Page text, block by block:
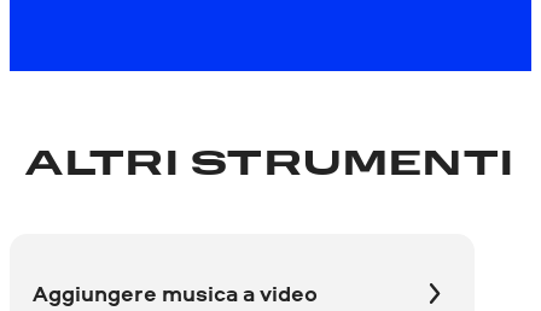
ALTRI STRUMENTI
Aggiungere musica a video